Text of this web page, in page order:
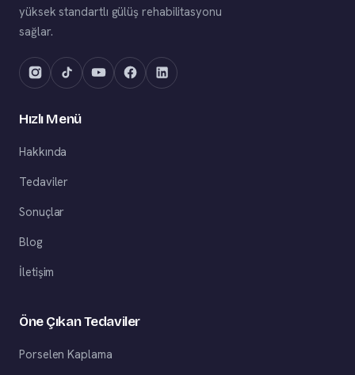
yüksek standartlı gülüş rehabilitasyonu
sağlar.
Hızlı Menü
Hakkında
Tedaviler
Sonuçlar
Blog
İletişim
Öne Çıkan Tedaviler
Porselen Kaplama